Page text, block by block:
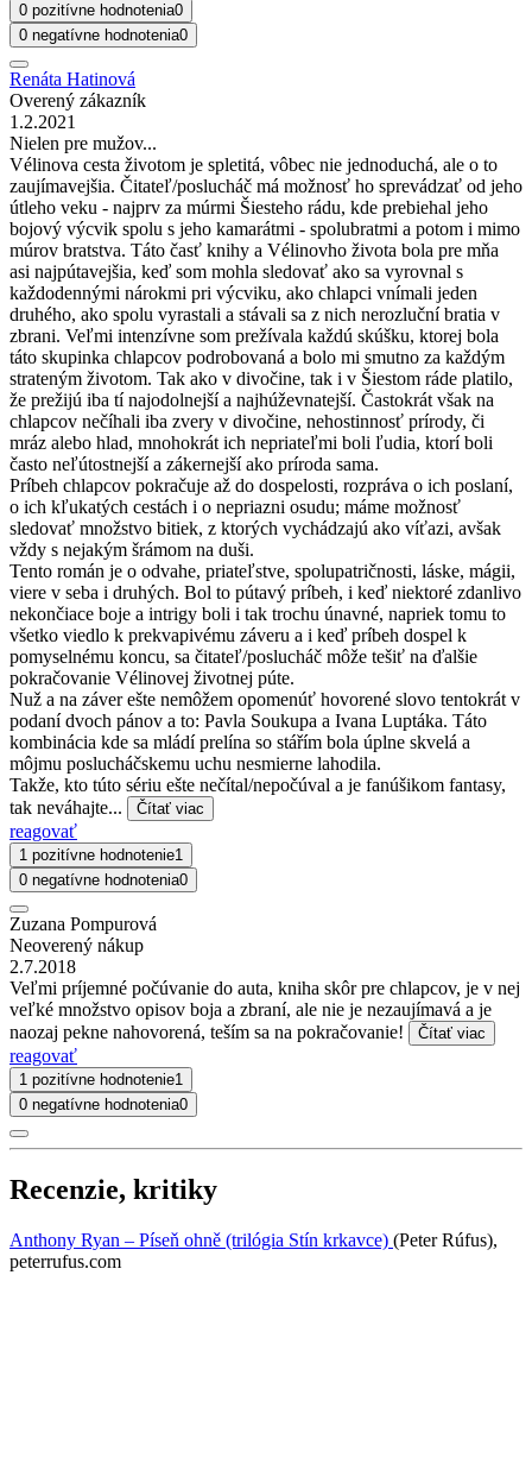
0 pozitívne hodnotenia0
0 negatívne hodnotenia0
Renáta Hatinová
Overený zákazník
1.2.2021
Nielen pre mužov...
Vélinova cesta životom je spletitá, vôbec nie jednoduchá, ale o to
zaujímavejšia. Čitateľ/poslucháč má možnosť ho sprevádzať od jeho
útleho veku - najprv za múrmi Šiesteho rádu, kde prebiehal jeho
bojový výcvik spolu s jeho kamarátmi - spolubratmi a potom i mimo
múrov bratstva. Táto časť knihy a Vélinovho života bola pre mňa
asi najpútavejšia, keď som mohla sledovať ako sa vyrovnal s
každodennými nárokmi pri výcviku, ako chlapci vnímali jeden
druhého, ako spolu vyrastali a stávali sa z nich nerozluční bratia v
zbrani. Veľmi intenzívne som prežívala každú skúšku, ktorej bola
táto skupinka chlapcov podrobovaná a bolo mi smutno za každým
strateným životom. Tak ako v divočine, tak i v Šiestom ráde platilo,
že prežijú iba tí najodolnejší a najhúževnatejší. Častokrát však na
chlapcov nečíhali iba zvery v divočine, nehostinnosť prírody, či
mráz alebo hlad, mnohokrát ich nepriateľmi boli ľudia, ktorí boli
často neľútostnejší a zákernejší ako príroda sama.
Príbeh chlapcov pokračuje až do dospelosti, rozpráva o ich poslaní,
o ich kľukatých cestách i o nepriazni osudu; máme možnosť
sledovať množstvo bitiek, z ktorých vychádzajú ako víťazi, avšak
vždy s nejakým šrámom na duši.
Tento román je o odvahe, priateľstve, spolupatričnosti, láske, mágii,
viere v seba i druhých. Bol to pútavý príbeh, i keď niektoré zdanlivo
nekončiace boje a intrigy boli i tak trochu únavné, napriek tomu to
všetko viedlo k prekvapivému záveru a i keď príbeh dospel k
pomyselnému koncu, sa čitateľ/poslucháč môže tešiť na ďalšie
pokračovanie Vélinovej životnej púte.
Nuž a na záver ešte nemôžem opomenúť hovorené slovo tentokrát v
podaní dvoch pánov a to: Pavla Soukupa a Ivana Luptáka. Táto
kombinácia kde sa mládí prelína so stářím bola úplne skvelá a
môjmu poslucháčskemu uchu nesmierne lahodila.
Takže, kto túto sériu ešte nečítal/nepočúval a je fanúšikom fantasy,
tak neváhajte...
Čítať viac
reagovať
1 pozitívne hodnotenie1
0 negatívne hodnotenia0
Zuzana Pompurová
Neoverený nákup
2.7.2018
Veľmi príjemné počúvanie do auta, kniha skôr pre chlapcov, je v nej
veľké množstvo opisov boja a zbraní, ale nie je nezaujímavá a je
naozaj pekne nahovorená, teším sa na pokračovanie!
Čítať viac
reagovať
1 pozitívne hodnotenie1
0 negatívne hodnotenia0
Recenzie, kritiky
Anthony Ryan – Píseň ohně (trilógia Stín krkavce) (Peter Rúfus),
peterrufus.com